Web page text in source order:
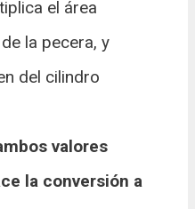
el área
la pecera, y
del cilindro
valores
la conversión a